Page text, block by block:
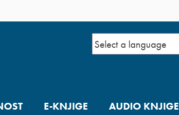
E-KNJIGE AUDIO KNJIGE